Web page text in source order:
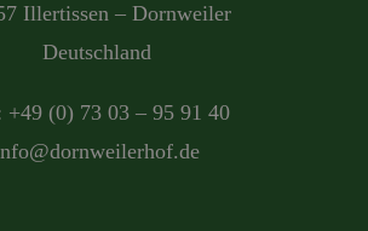
Illertissen – Dornweiler
Deutschland
+49 (0) 73 03 – 95 91 40